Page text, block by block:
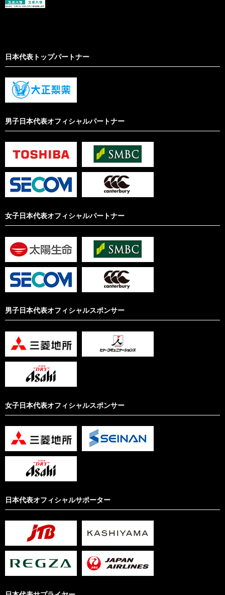
日本代表トップパートナー
男子日本代表オフィシャルパートナー
女子日本代表オフィシャルパートナー
男子日本代表オフィシャルスポンサー
女子日本代表オフィシャルスポンサー
日本代表オフィシャルサポーター